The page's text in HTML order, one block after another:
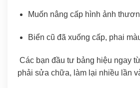
Muốn nâng cấp hình ảnh
Biển cũ đã xuống cấp, phai
Các bạn đầu tư bảng hiệu ngay
phải sửa chữa, làm lại nhiều lần